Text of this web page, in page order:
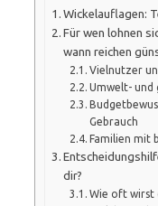
Wickelauflagen:
Für wen lohnen
wann reichen
Vielnutzer
Umwelt- und
Gebrauch
Familien mit
dir?
Wie oft wirst